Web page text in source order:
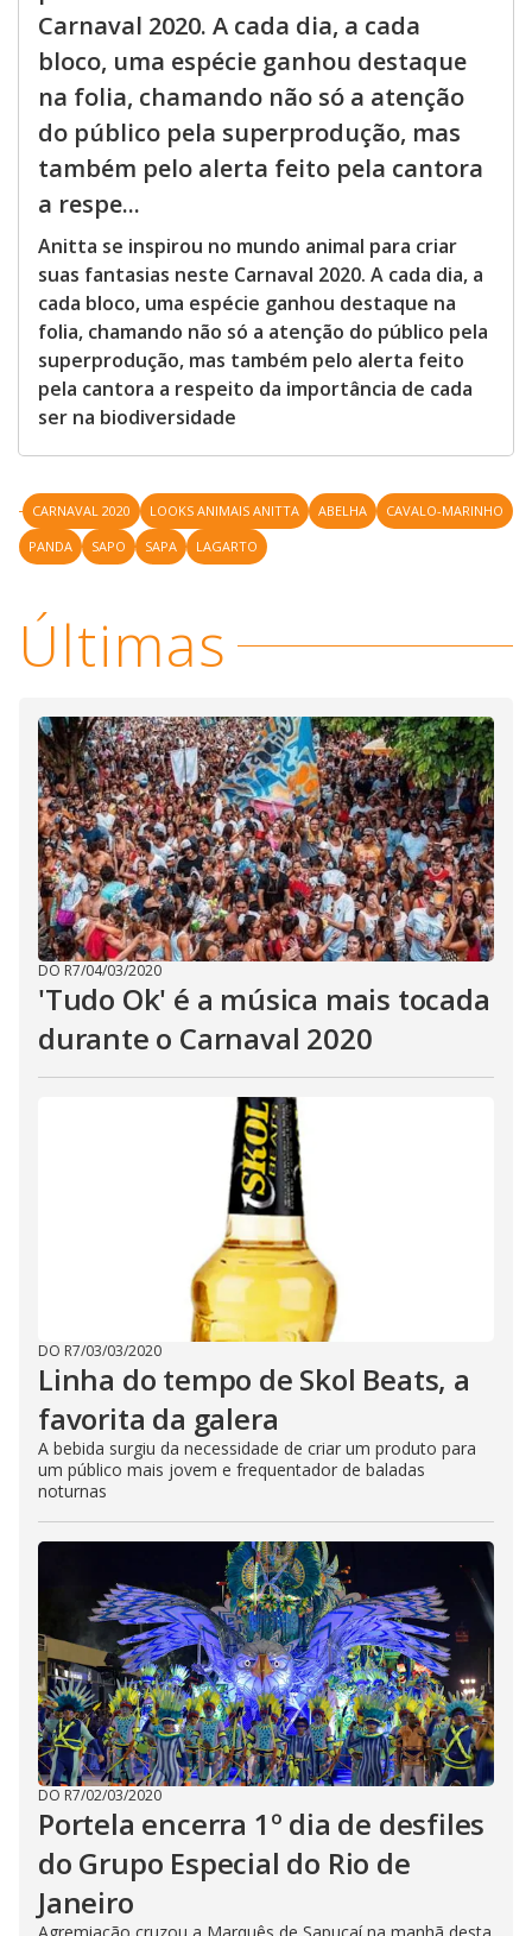
Carnaval 2020. A cada dia, a cada
bloco, uma espécie ganhou destaque
na folia, chamando não só a atenção
do público pela superprodução, mas
também pelo alerta feito pela cantora
a respe...
Anitta se inspirou no mundo animal para criar
suas fantasias neste Carnaval 2020. A cada dia, a
cada bloco, uma espécie ganhou destaque na
folia, chamando não só a atenção do público pela
superprodução, mas também pelo alerta feito
pela cantora a respeito da importância de cada
ser na biodiversidade
CARNAVAL 2020 LOOKS ANIMAIS ANITTA ABELHA
CAVALO-MARINHO
PANDA
SAPO SAPA LAGARTO
Últimas
DO R7/04/03/2020
'Tudo Ok' é a música mais tocada
durante o Carnaval 2020
DO R7/03/03/2020
Linha do tempo de Skol Beats, a
favorita da galera
A bebida surgiu da necessidade de criar um produto para
um público mais jovem e frequentador de baladas
noturnas
DO R7/02/03/2020
Portela encerra 1º dia de desfiles
do Grupo Especial do Rio de
Janeiro